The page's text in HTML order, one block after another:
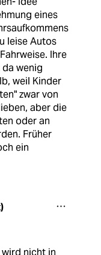
eines
leise Autos
Ihre
wenig
weil Kinder
zwar von
aber die
oder an
Früher
ein
wird nicht in